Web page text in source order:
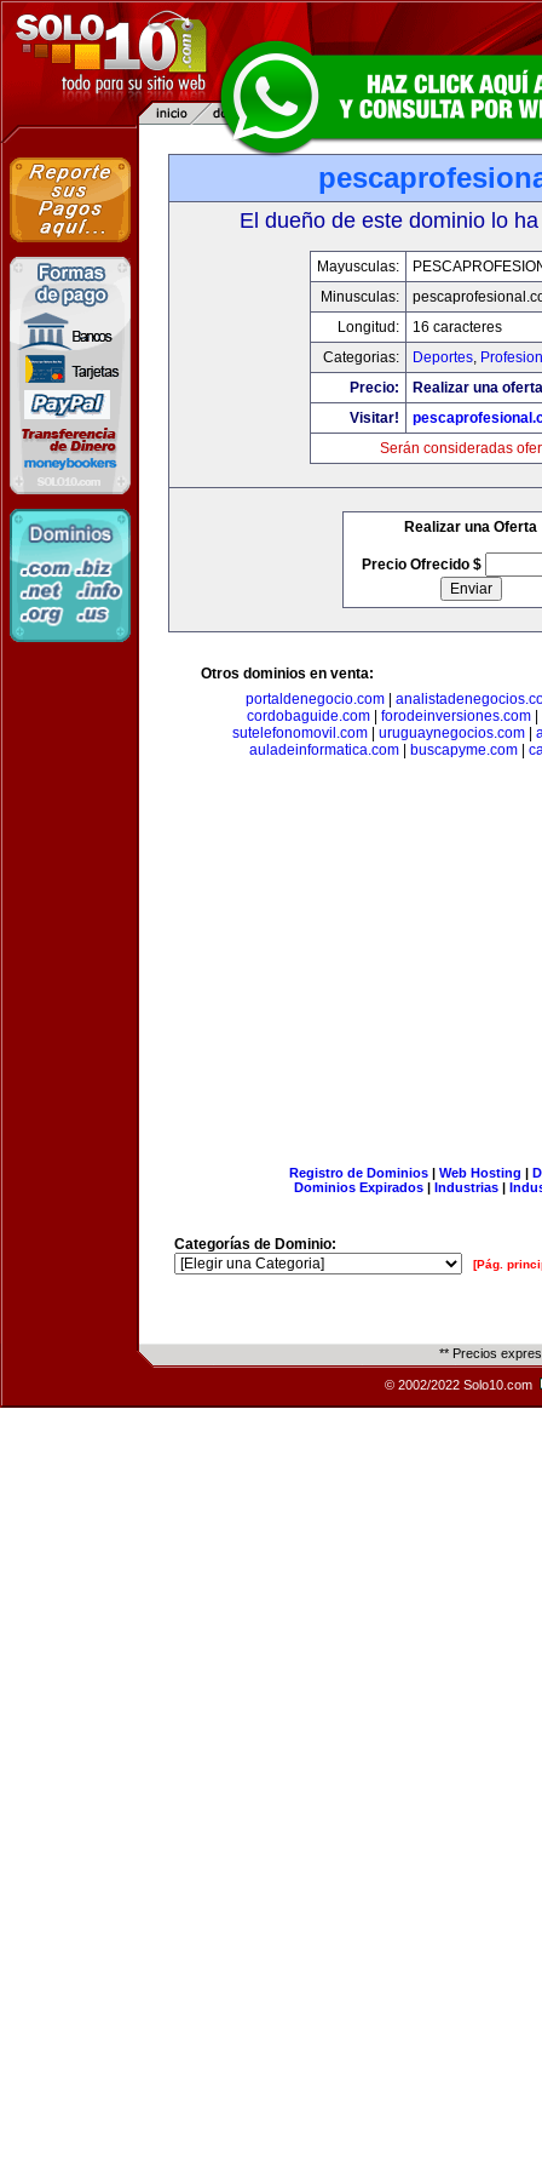
El dueño de este dominio lo
Mayusculas:
Minusculas:
Longitud:
16 caracteres
Categorias:
Deportes,
Precio:
Realizar una
Visitar!
Serán consideradas
Realizar una Oferta
Precio Ofrecido $
Otros dominios en venta:
portaldenegocio.com|
cordobaguide.com
forodeinversiones.com
sutelefonomovil.com| uruguaynegocios.com|
auladeinformatica.com| buscapyme.com|
Registro de Dominios| Web Hosting |
Dominios Expirados | Industrias |
Categorías de Dominio:
[Pág.
** Precios
© 2002/2022 Solo10.com